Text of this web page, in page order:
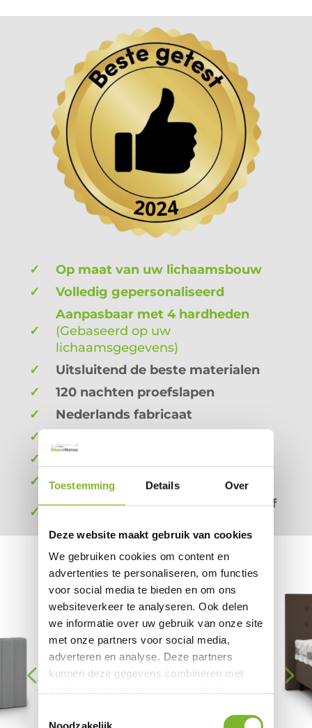
Toestemming Details Over
Deze website maakt gebruik van cookies
We gebruiken cookies om content en
advertenties te personaliseren, om functies
voor social media te bieden en om ons
websiteverkeer te analyseren. Ook delen
we informatie over uw gebruik van onze site
met onze partners voor social media,
adverteren en analyse. Deze partners
kunnen deze gegevens combineren met
basis van uw gebruik van hun services.
Noodzakelijk
✓
Op maat van uw lichaamsbouw
✓
Volledig gepersonaliseerd
✓
Aanpasbaar met 4 hardheden
(Gebaseerd op uw
lichaamsgegevens)
✓
Uitsluitend de beste materialen
✓
120 nachten proefslapen
✓
Nederlands fabricaat
✓
✓
✓
Gratis bezorging
✓
Betaal na 30 dagen, in één keer of